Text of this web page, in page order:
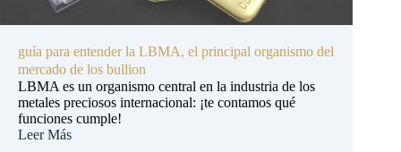
guía para entender la LBMA, el principal organismo del
mercado de los bullion
LBMA es un organismo central en la industria de los
metales preciosos internacional: ¡te contamos qué
funciones cumple!
Leer Más